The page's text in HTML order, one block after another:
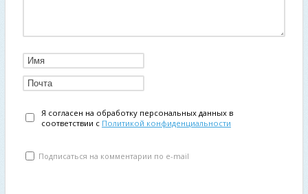
Я согласен на обработку персональных данных в
соответствии с Политикой конфиденциальности
Подписаться на комментарии по e-mail